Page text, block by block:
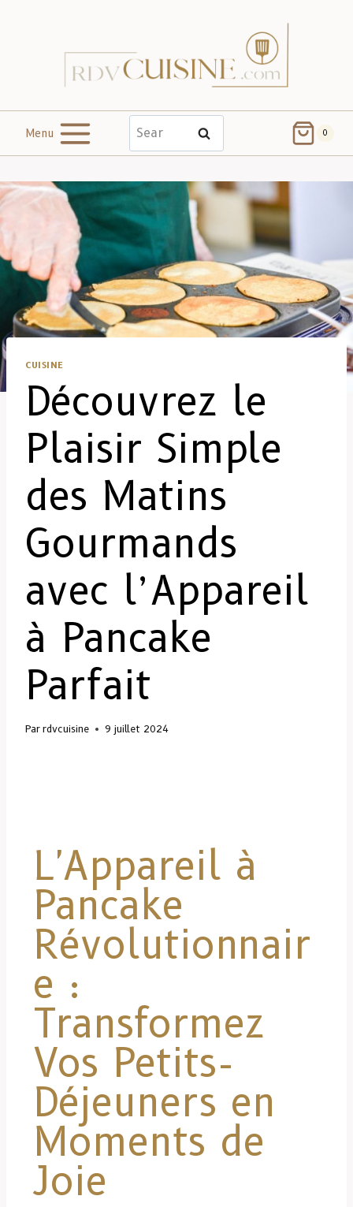
Menu Search 0
CUISINE
Découvrez le
Plaisir Simple
des Matins
Gourmands
avec l’Appareil
à Pancake
Parfait
Par rdvcuisine 9 juillet 2024
L'Appareil à
Pancake
Révolutionnair
e :
Transformez
Vos Petits-
Déjeuners en
Moments de
Joie